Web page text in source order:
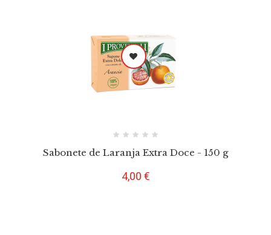
Sabonete de Laranja Extra Doce - 150 g
Preço
4,00 €